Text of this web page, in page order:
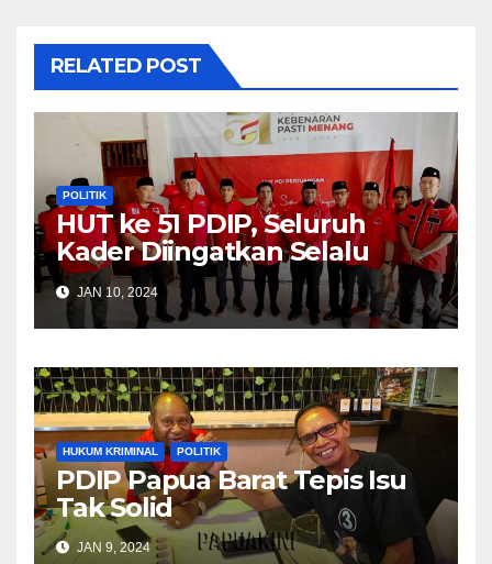
RELATED POST
POLITIK
HUT ke 51 PDIP, Seluruh
Kader Diingatkan Selalu
Komunikasi Dengan
Masyarakat
JAN 10, 2024
HUKUM KRIMINAL POLITIK
PDIP Papua Barat Tepis Isu
Tak Solid
JAN 9, 2024